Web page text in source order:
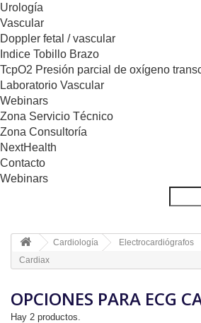
Urología
Vascular
Doppler fetal / vascular
Indice Tobillo Brazo
TcpO2 Presión parcial de oxígeno
Laboratorio Vascular
Webinars
Zona Servicio Técnico
Zona Consultoría
NextHealth
Contacto
Webinars
Cardiología Electrocardiógrafos
Cardiax
OPCIONES PARA ECG
Hay 2 productos.